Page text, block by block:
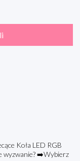
Koła LED RGB
wyzwanie? ➡️Wybierz